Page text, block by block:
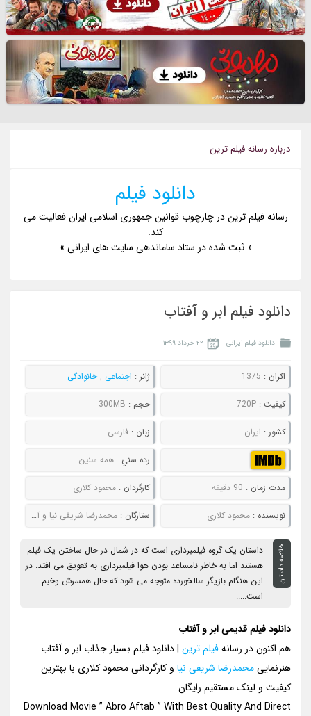
درباره رسانه فيلم ترين
دانلود فیلم
رسانه فیلم ترین در چارچوب قوانین جمهوری اسلامی ایران فعالیت می
کند.
« ثبت شده در ستاد ساماندهی سایت های ایرانی »
دانلود فیلم ابر و آفتاب
دانلود فیلم ایرانی ۲۲ خرداد ۱۳۹۹
اکران : 1375 ژانر : اجتماعی ,خانوادگی
کيفيت :720P حجم : 300MB
کشور : ایران زبان : فارسی
: رده سني : همه سنین
مدت زمان : 90 دقیقه کارگردان : محمود کلاری
نويسنده :محمود کلاری ستارگان : محمدرضا شریفی نیا و آزیتا حاجیان
خلاصه داستان
داستان یک گروه فیلمبرداری است که در شمال در حال ساختن یک فیلم
هستند اما به خاطر نامساعد بودن هوا فیلمبرداری به تعویق می افتد. در
این هنگام بازیگر سالخورده متوجه می شود که حال همسرش وخیم
است.....
دانلود فیلم قدیمی ابر و آفتاب
هم اکنون در رسانهفیلم ترین | دانلود فیلم بسیار جذاب ابر و آفتاب
هنرنماییمحمدرضا شریفی نیا و کارگردانی محمود کلاری با بهترین
کیفیت و لینک مستقیم رایگان
Download Movie ” Abro Aftab ” With Best Quality And Direct